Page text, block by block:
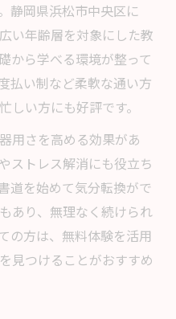
静岡県浜松市中央区に
い年齢層を対象にした教
から学べる環境が整って
払い制など柔軟な通い方
しい方にも好評です。
用さを高める効果があ
ストレス解消にも役立ち
道を始めて気分転換がで
あり、無理なく続けられ
の方は、無料体験を活用
見つけることがおすすめ